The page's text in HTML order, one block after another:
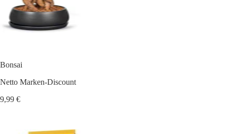
Bonsai
Netto Marken-Discount
9,99 €